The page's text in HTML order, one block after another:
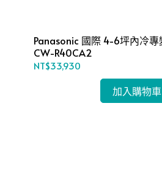
Panasonic 國際 4-6坪內冷專變頻窗型冷氣右吹
CW-R40CA2
NT$33,930
加入購物車